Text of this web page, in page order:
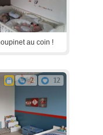
au coin !
2 12